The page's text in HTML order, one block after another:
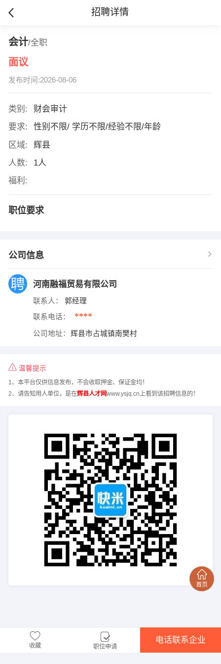
招聘详情
会计/全职
面议
发布时间:2026-08-06
类别:
财会审计
要求:
性别不限/ 学历不限/经验不限/年龄
区域:
辉县
人数:
1人
福利:
职位要求
公司信息
河南融福贸易有限公司
联系人： 郭经理
联系电话： ****
公司地址： 辉县市占城镇南樊村
温馨提示
1、本平台仅供信息发布，不会收取押金、保证金均！
2、请告知用人单位，是在辉县人才网www.ysjq.cn上看到该招聘信息的！
收藏 职位申请
电话联系企业